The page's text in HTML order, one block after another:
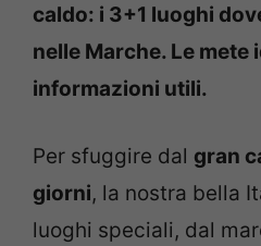
caldo: i 3+1 luoghi
nelle Marche. Le mete
informazioni utili.
Per sfuggire dal gran
giorni, la nostra bella
luoghi speciali, dal